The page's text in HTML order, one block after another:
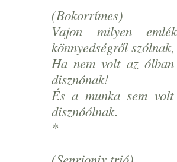
(Bokorrímes)
Vajon milyen
könnyedségről szólnak,
Ha nem volt az
disznónak!
És a munka sem
disznóólnak.
*